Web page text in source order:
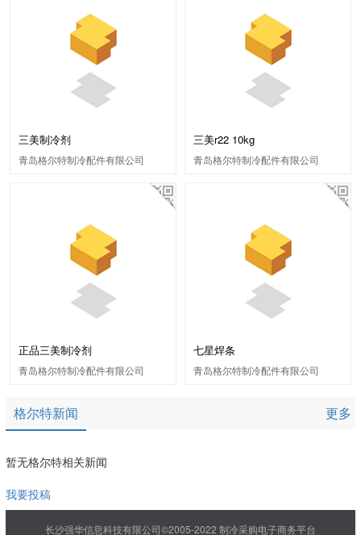
三美制冷剂
青岛格尔特制冷配件有限公司
三美r22 10kg
青岛格尔特制冷配件有限公司
正品三美制冷剂
青岛格尔特制冷配件有限公司
七星焊条
青岛格尔特制冷配件有限公司
格尔特新闻 更多
暂无格尔特相关新闻
我要投稿
长沙强华信息科技有限公司©2005-2022 制冷采购电子商务平台